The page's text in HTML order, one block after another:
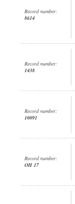
Record number:
8614
Record number:
1438
Record number:
10091
Record number:
OH 17